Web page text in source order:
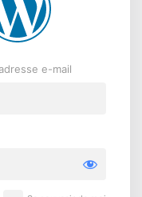
e-mail